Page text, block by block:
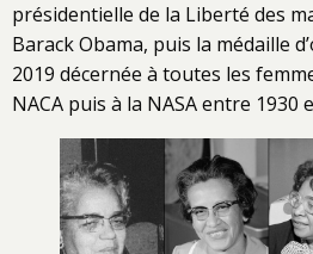
présidentielle de la Liberté des
Barack Obama, puis la médaille
2019 décernée à toutes les
NACA puis à la NASA entre 1930